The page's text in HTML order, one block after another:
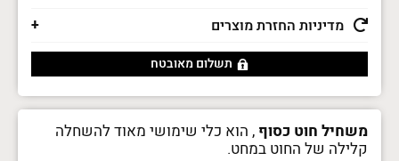
מדיניות החזרת מוצרים
תשלום מאובטח
משחיל חוט כסוף , הוא כלי שימושי מאוד להשחלה
קלילה של החוט במחט.